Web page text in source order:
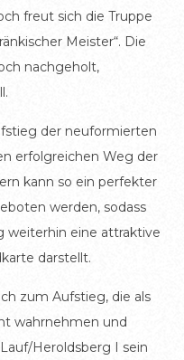
freut sich die Truppe
Meister“. Die
nachgeholt,
der neuformierten
erfolgreichen Weg der
kann so ein perfekter
werden, sodass
weiterhin eine attraktive
darstellt.
zum Aufstieg, die als
wahrnehmen und
Heroldsberg I sein